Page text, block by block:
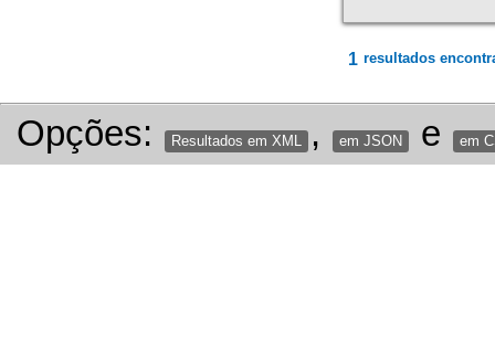
1 resultados
Opções: Resultados em XML , em JSON e em